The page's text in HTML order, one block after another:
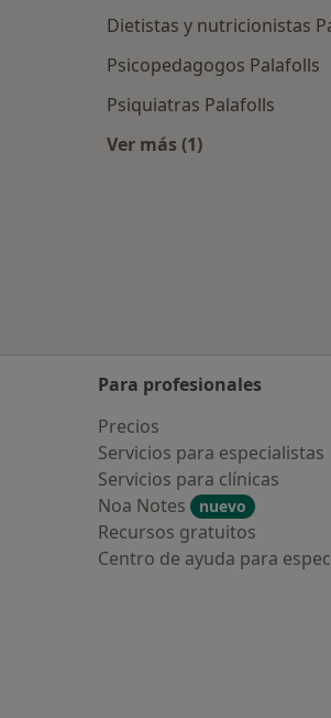
Dietistas y nutricionistas
Psicopedagogos Palafolls
Psiquiatras Palafolls
Ver más (1)
ciudad
Para profesionales
Precios
Servicios para especialistas
Servicios para clínicas
Noa Notes
nuevo
Recursos gratuitos
Centro de ayuda para